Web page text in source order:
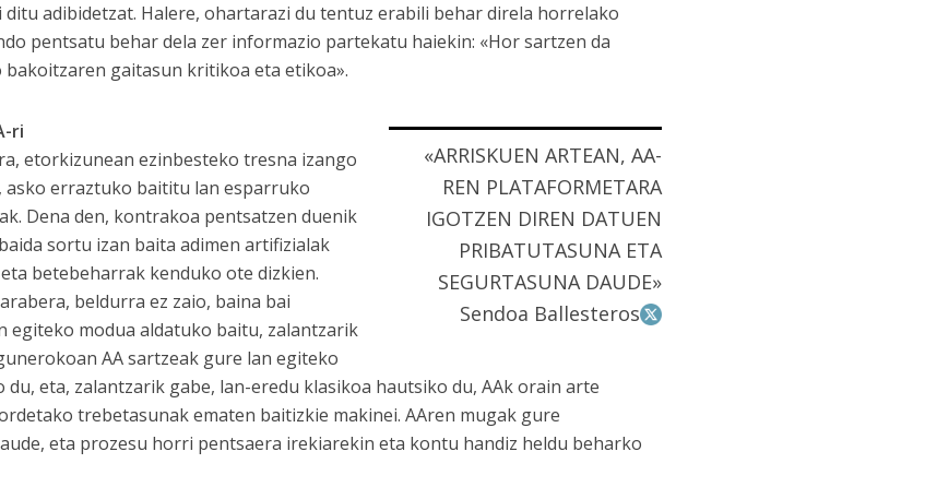
ditu adibidetzat. Halere, ohartarazi du tentuz erabili behar direla horrelako
pentsatu behar dela zer informazio partekatu haiekin: «Hor sartzen da
gaitasun kritikoa eta etikoa».
«ARRISKUEN ARTEAN, AA-
REN PLATAFORMETARA
IGOTZEN DIREN DATUEN
PRIBATUTASUNA ETA
SEGURTASUNA DAUDE»
Sendoa Ballesteros
ri
etorkizunean ezinbesteko tresna izango
asko erraztuko baititu lan esparruko
Dena den, kontrakoa pentsatzen duenik
sortu izan baita adimen artifizialak
betebeharrak kenduko ote dizkien.
beldurra ez zaio, baina bai
egiteko modua aldatuko baitu, zalantzarik
AA sartzeak gure lan egiteko
du, eta, zalantzarik gabe, lan-eredu klasikoa hautsiko du, AAk orain arte
trebetasunak ematen baitizkie makinei. AAren mugak gure
eta prozesu horri pentsaera irekiarekin eta kontu handiz heldu beharko